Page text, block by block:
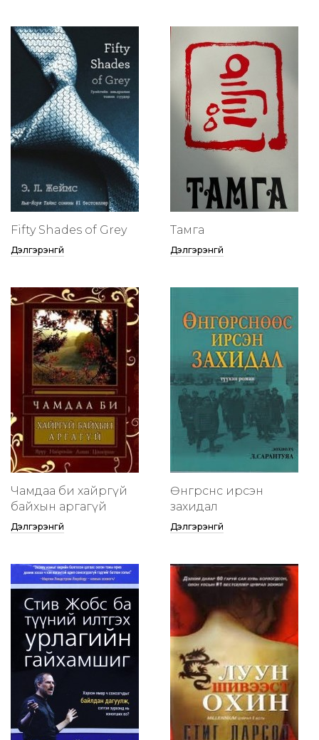
Fifty Shades of Grey
Дэлгэрэнгүй
Тамга
Дэлгэрэнгүй
Чамдаа би хайргүй
байхын аргагүй
Дэлгэрэнгүй
Өнгөрснөөс ирсэн
захидал
Дэлгэрэнгүй